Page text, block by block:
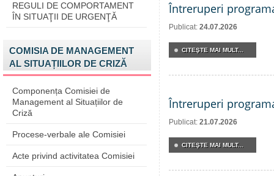
REGULI DE COMPORTAMENT
ÎN SITUAŢII DE URGENŢĂ
COMISIA DE MANAGEMENT
AL SITUAȚIILOR DE CRIZĂ
Componența Comisiei de
Management al Situațiilor de
Criză
Procese-verbale ale Comisiei
Acte privind activitatea Comisiei
Întreruperi
Publicat: 24.07.2026
CITEŞTE MAI MULT...
Întreruperi
Publicat: 21.07.2026
CITEŞTE MAI MULT...